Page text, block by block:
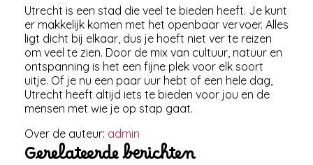
Utrecht is een stad die veel te bieden heeft. Je kunt
er makkelijk komen met het openbaar vervoer. Alles
ligt dicht bij elkaar, dus je hoeft niet ver te reizen
om veel te zien. Door de mix van cultuur, natuur en
ontspanning is het een fijne plek voor elk soort
uitje. Of je nu een paar uur hebt of een hele dag,
Utrecht heeft altijd iets te bieden voor jou en de
mensen met wie je op stap gaat.
Over de auteur: admin
Gerelateerde berichten